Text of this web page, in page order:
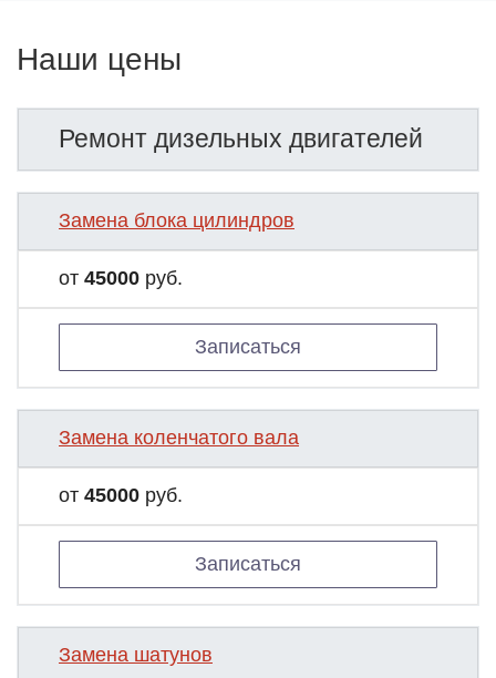
Наши цены
Ремонт дизельных двигателей
Замена блока цилиндров
от 45000 руб.
Записаться
Замена коленчатого вала
от 45000 руб.
Записаться
Замена шатунов